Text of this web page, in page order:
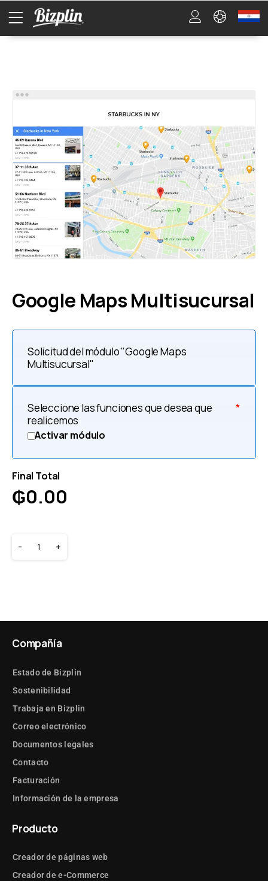
Google Maps Multisucursal
Solicitud del módulo "Google Maps
Multisucursal"
*
Seleccione las funciones que desea que
realicemos
Activar módulo
Final Total
₲0.00
- +
Compañía
Estado de Bizplin
Sostenibilidad
Trabaja en Bizplin
Correo electrónico
Documentos legales
Contacto
Facturación
Información de la empresa
Producto
Creador de páginas web
Creador de e-Commerce